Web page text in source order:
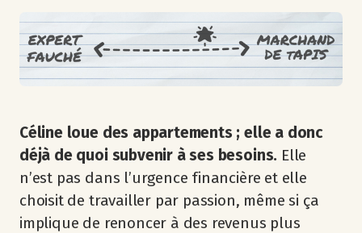
Céline loue des appartements ; elle a donc
déjà de quoi subvenir à ses besoins. Elle
n’est pas dans l’urgence financière et elle
choisit de travailler par passion, même si ça
implique de renoncer à des revenus plus